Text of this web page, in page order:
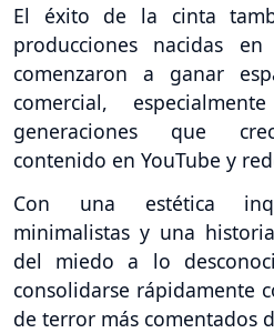
El éxito de la cinta
producciones nacidas
comenzaron a ganar
comercial,
generaciones que
contenido en YouTube y
Con una estética
minimalistas y una
del miedo a lo
consolidarse rápidamente
de terror más comentados